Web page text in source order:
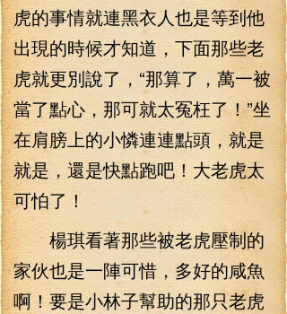
虎的事情就連黑衣人也是等到他
出現的時候才知道，下面那些老
虎就更別說了，“那算了，萬一被
當了點心，那可就太冤枉了！”坐
在肩膀上的小憐連連點頭，就是
就是，還是快點跑吧！大老虎太
可怕了！
楊琪看著那些被老虎壓制的
家伙也是一陣可惜，多好的咸魚
啊！要是小林子幫助的那只老虎